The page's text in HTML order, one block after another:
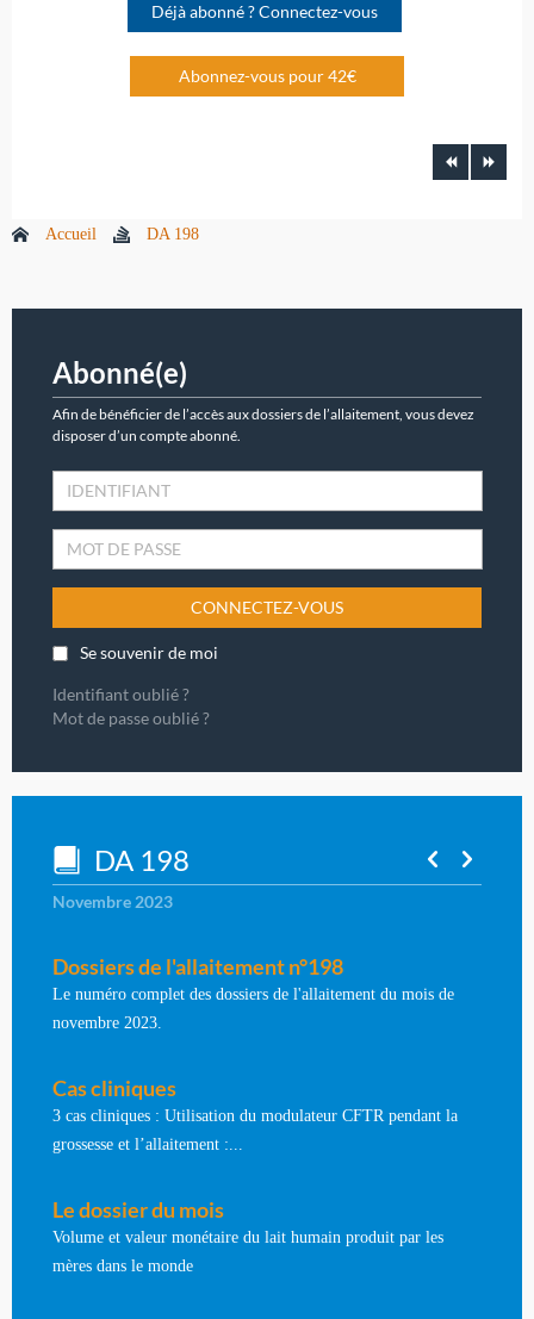
Déjà abonné ? Connectez-vous
Abonnez-vous pour 42€
Accueil DA 198
Abonné(e)
Afin de bénéficier de l’accès aux dossiers de l’allaitement, vous devez
disposer d’un compte abonné.
CONNECTEZ-VOUS
Se souvenir de moi
Identifiant oublié ?
Mot de passe oublié ?
DA 198
Novembre 2023
Dossiers de l'allaitement n°198
Le numéro complet des dossiers de l'allaitement du mois de
novembre 2023.
Cas cliniques
3 cas cliniques : Utilisation du modulateur CFTR pendant la
grossesse et l’allaitement :...
Le dossier du mois
Volume et valeur monétaire du lait humain produit par les
mères dans le monde